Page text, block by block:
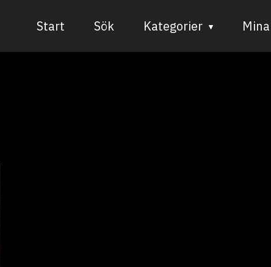
Start Sök Kategorier